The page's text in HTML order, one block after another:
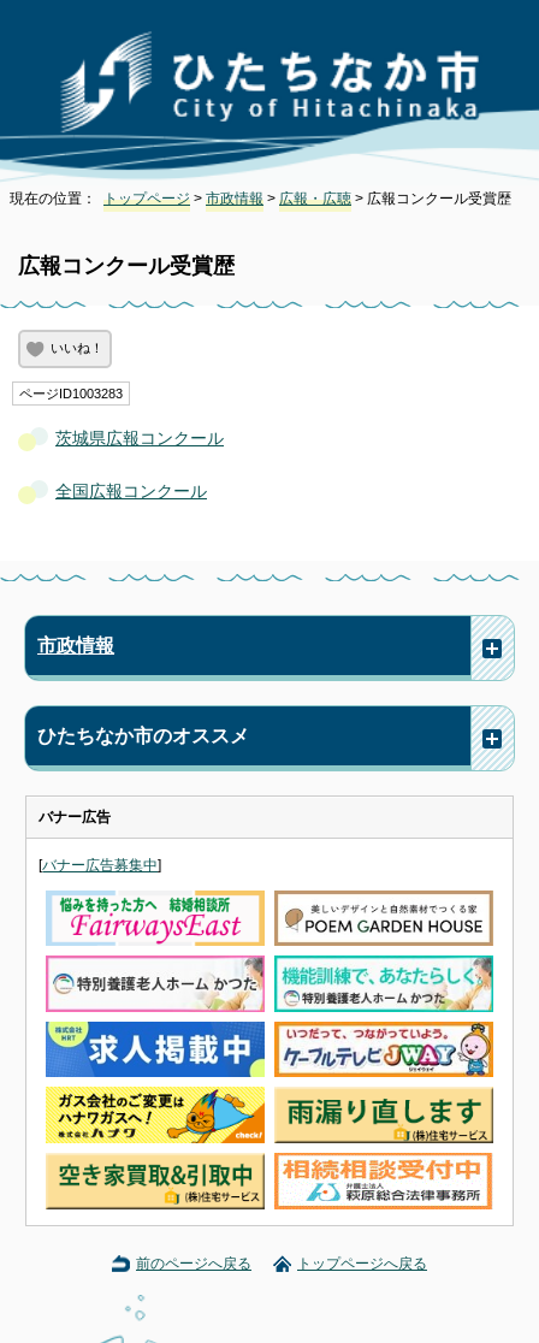
現在の位置： トップページ > 市政情報 > 広報・広聴 > 広報コンクール受賞歴
広報コンクール受賞歴
いいね！
ページID1003283
茨城県広報コンクール
全国広報コンクール
市政情報
ひたちなか市のオススメ
バナー広告
[バナー広告募集中]
前のページへ戻る トップページへ戻る